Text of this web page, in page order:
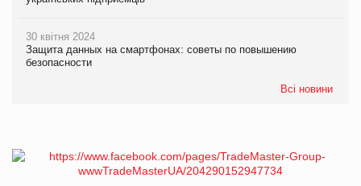
30 квітня 2024
Защита данных на смартфонах: советы по повышению
безопасности
Всі новини